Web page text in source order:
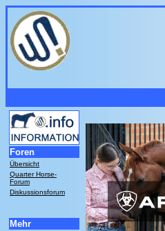
Foren
Übersicht
Quarter Horse-
Forum
Diskussionsforum
Mehr